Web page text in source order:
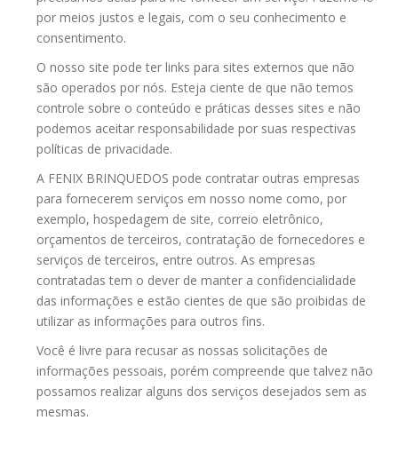
por meios justos e legais, com o seu conhecimento e
consentimento.
O nosso site pode ter links para sites externos que não
são operados por nós. Esteja ciente de que não temos
controle sobre o conteúdo e práticas desses sites e não
podemos aceitar responsabilidade por suas respectivas
políticas de privacidade.
A FENIX BRINQUEDOS pode contratar outras empresas
para fornecerem serviços em nosso nome como, por
exemplo, hospedagem de site, correio eletrônico,
orçamentos de terceiros, contratação de fornecedores e
serviços de terceiros, entre outros. As empresas
contratadas tem o dever de manter a confidencialidade
das informações e estão cientes de que são proibidas de
utilizar as informações para outros fins.
Você é livre para recusar as nossas solicitações de
informações pessoais, porém compreende que talvez não
possamos realizar alguns dos serviços desejados sem as
mesmas.